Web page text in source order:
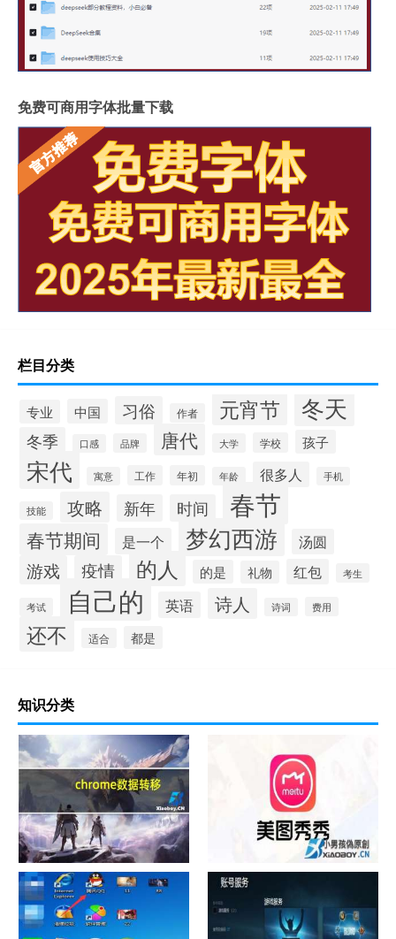
免费可商用字体批量下载
栏目分类
专业 中国 习俗 作者 元宵节 冬天
冬季 口感 品牌 唐代 大学 学校 孩子
宋代 寓意 工作 年初 年龄 很多人 手机
技能 攻略 新年 时间 春节
春节期间 是一个 梦幻西游 汤圆
游戏 疫情 的人 的是 礼物 红包 考生
考试 自己的 英语 诗人 诗词 费用
还不 适合 都是
知识分类
chrome数据转移 怎样给照片换背景